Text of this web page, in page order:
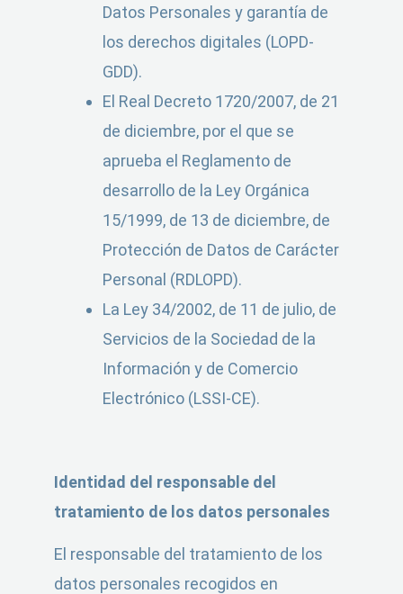
Datos Personales y garantía de
los derechos digitales (LOPD-
GDD).
El Real Decreto 1720/2007, de 21
de diciembre, por el que se
aprueba el Reglamento de
desarrollo de la Ley Orgánica
15/1999, de 13 de diciembre, de
Protección de Datos de Carácter
Personal (RDLOPD).
La Ley 34/2002, de 11 de julio, de
Servicios de la Sociedad de la
Información y de Comercio
Electrónico (LSSI-CE).
Identidad del responsable del
tratamiento de los datos personales
El responsable del tratamiento de los
datos personales recogidos en